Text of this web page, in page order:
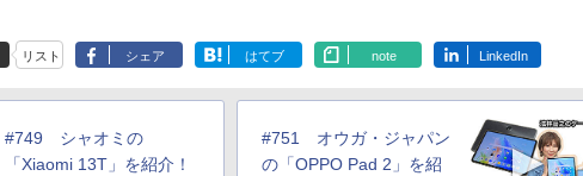
リスト シェア はてブ note LinkedIn
#749 シャオミの
「Xiaomi 13T」を紹介！
#751 オウガ・ジャパン
の「OPPO Pad 2」を紹